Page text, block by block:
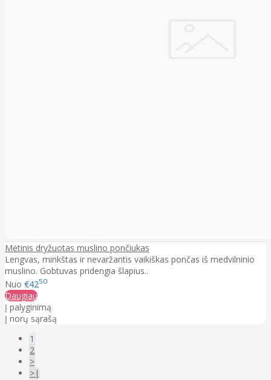
Mėtinis dryžuotas muslino pončiukas
Lengvas, minkštas ir nevaržantis vaikiškas pončas iš medvilninio
muslino. Gobtuvas pridengia šlapius..
Nuo €4250
Daugiau
Į palyginimą
Į norų sąrašą
1
2
>
>|